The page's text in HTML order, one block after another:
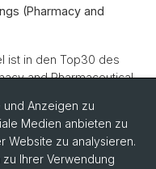
(Pharmacy and
ist in den Top30 des
and Pharmaceutical
und Anzeigen zu
Medien anbieten zu
Website zu analysieren.
Ihrer Verwendung